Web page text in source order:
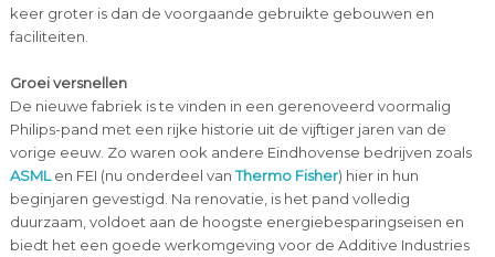
keer groter is dan de voorgaande gebruikte gebouwen en
faciliteiten.
Groei versnellen
De nieuwe fabriek is te vinden in een gerenoveerd voormalig
Philips-pand met een rijke historie uit de vijftiger jaren van de
vorige eeuw. Zo waren ook andere Eindhovense bedrijven zoals
ASMLen FEI (nu onderdeel vanThermo Fisher) hier in hun
beginjaren gevestigd. Na renovatie, is het pand volledig
duurzaam, voldoet aan de hoogste energiebesparingseisen en
biedt het een goede werkomgeving voor de Additive Industries